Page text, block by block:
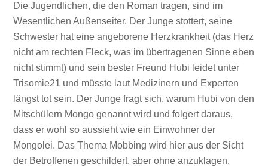
Die Jugendlichen, die den Roman tragen, sind im
Wesentlichen Außenseiter. Der Junge stottert, seine
Schwester hat eine angeborene Herzkrankheit (das Herz
nicht am rechten Fleck, was im übertragenen Sinne eben
nicht stimmt) und sein bester Freund Hubi leidet unter
Trisomie21 und müsste laut Medizinern und Experten
längst tot sein. Der Junge fragt sich, warum Hubi von den
Mitschülern Mongo genannt wird und folgert daraus,
dass er wohl so aussieht wie ein Einwohner der
Mongolei. Das Thema Mobbing wird hier aus der Sicht
der Betroffenen geschildert, aber ohne anzuklagen,